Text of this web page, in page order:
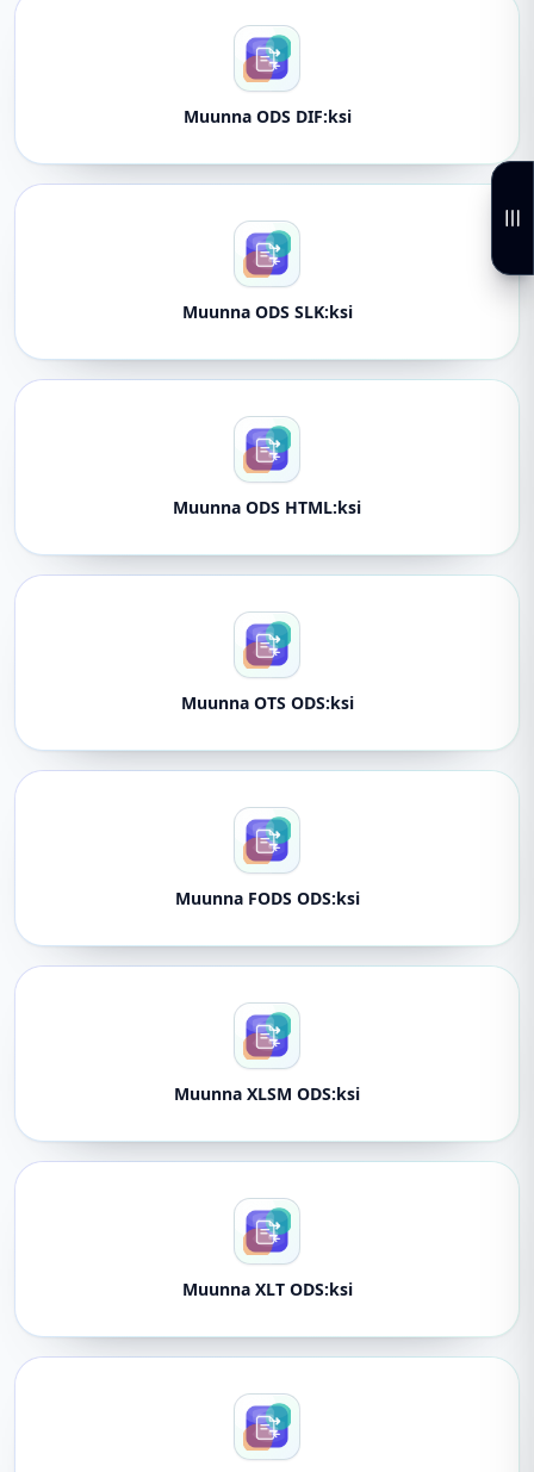
Muunna ODS DIF:ksi
Muunna ODS SLK:ksi
Muunna ODS HTML:ksi
Muunna OTS ODS:ksi
Muunna FODS ODS:ksi
Muunna XLSM ODS:ksi
Muunna XLT ODS:ksi